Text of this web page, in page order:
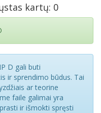
kartų: 0
D gali buti
ir sprendimo būdus. Tai
ar teorine
faile galimai yra
ir išmokti spręsti